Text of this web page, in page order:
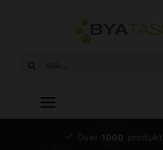
Sök
Toggle
Navigation
Över 1000